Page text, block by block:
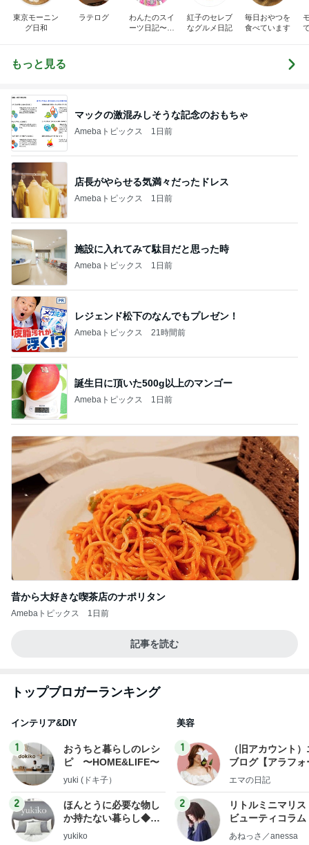
東京モーニン
グ日和
ラテログ
わんたのスイ
ーツ日記〜小
紅子のセレブ
なグルメ日記
毎日おやつを
食べています
もっと見る
マックの激混みしそうな記念のおもちゃ
Amebaトピックス 1日前
店長がやらせる気満々だったドレス
Amebaトピックス 1日前
施設に入れてみて駄目だと思った時
Amebaトピックス 1日前
レジェンド松下のなんでもプレゼン！
Amebaトピックス 21時間前
誕生日に頂いた500g以上のマンゴー
Amebaトピックス 1日前
昔から大好きな喫茶店のナポリタン
Amebaトピックス 1日前
記事を読む
トップブロガーランキング
インテリア&DIY
1
おうちと暮らしのレシ
ピ 〜HOME&LIFE〜
yuki (ドキ子）
2
ほんとうに必要な物し
か持たない暮らし◆Ke
ep Life Simple◆〜イ
yukiko
美容
1
（旧アカウント
ブログ【アラフォ
社売却セカンドラ
エマの日記
2
リトルミニマリス
ビューティコラ
little
あねっさ／anessa